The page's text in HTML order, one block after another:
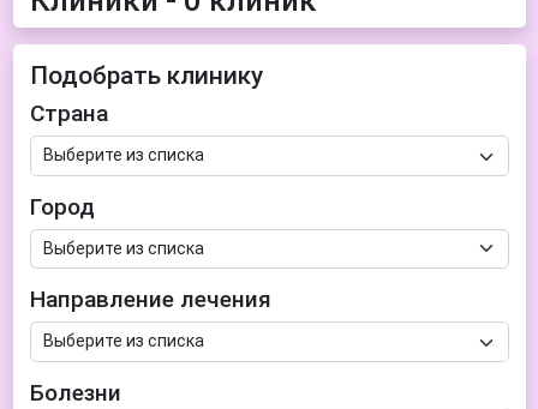
Подобрать клинику
Страна
Город
Направление лечения
Болезни